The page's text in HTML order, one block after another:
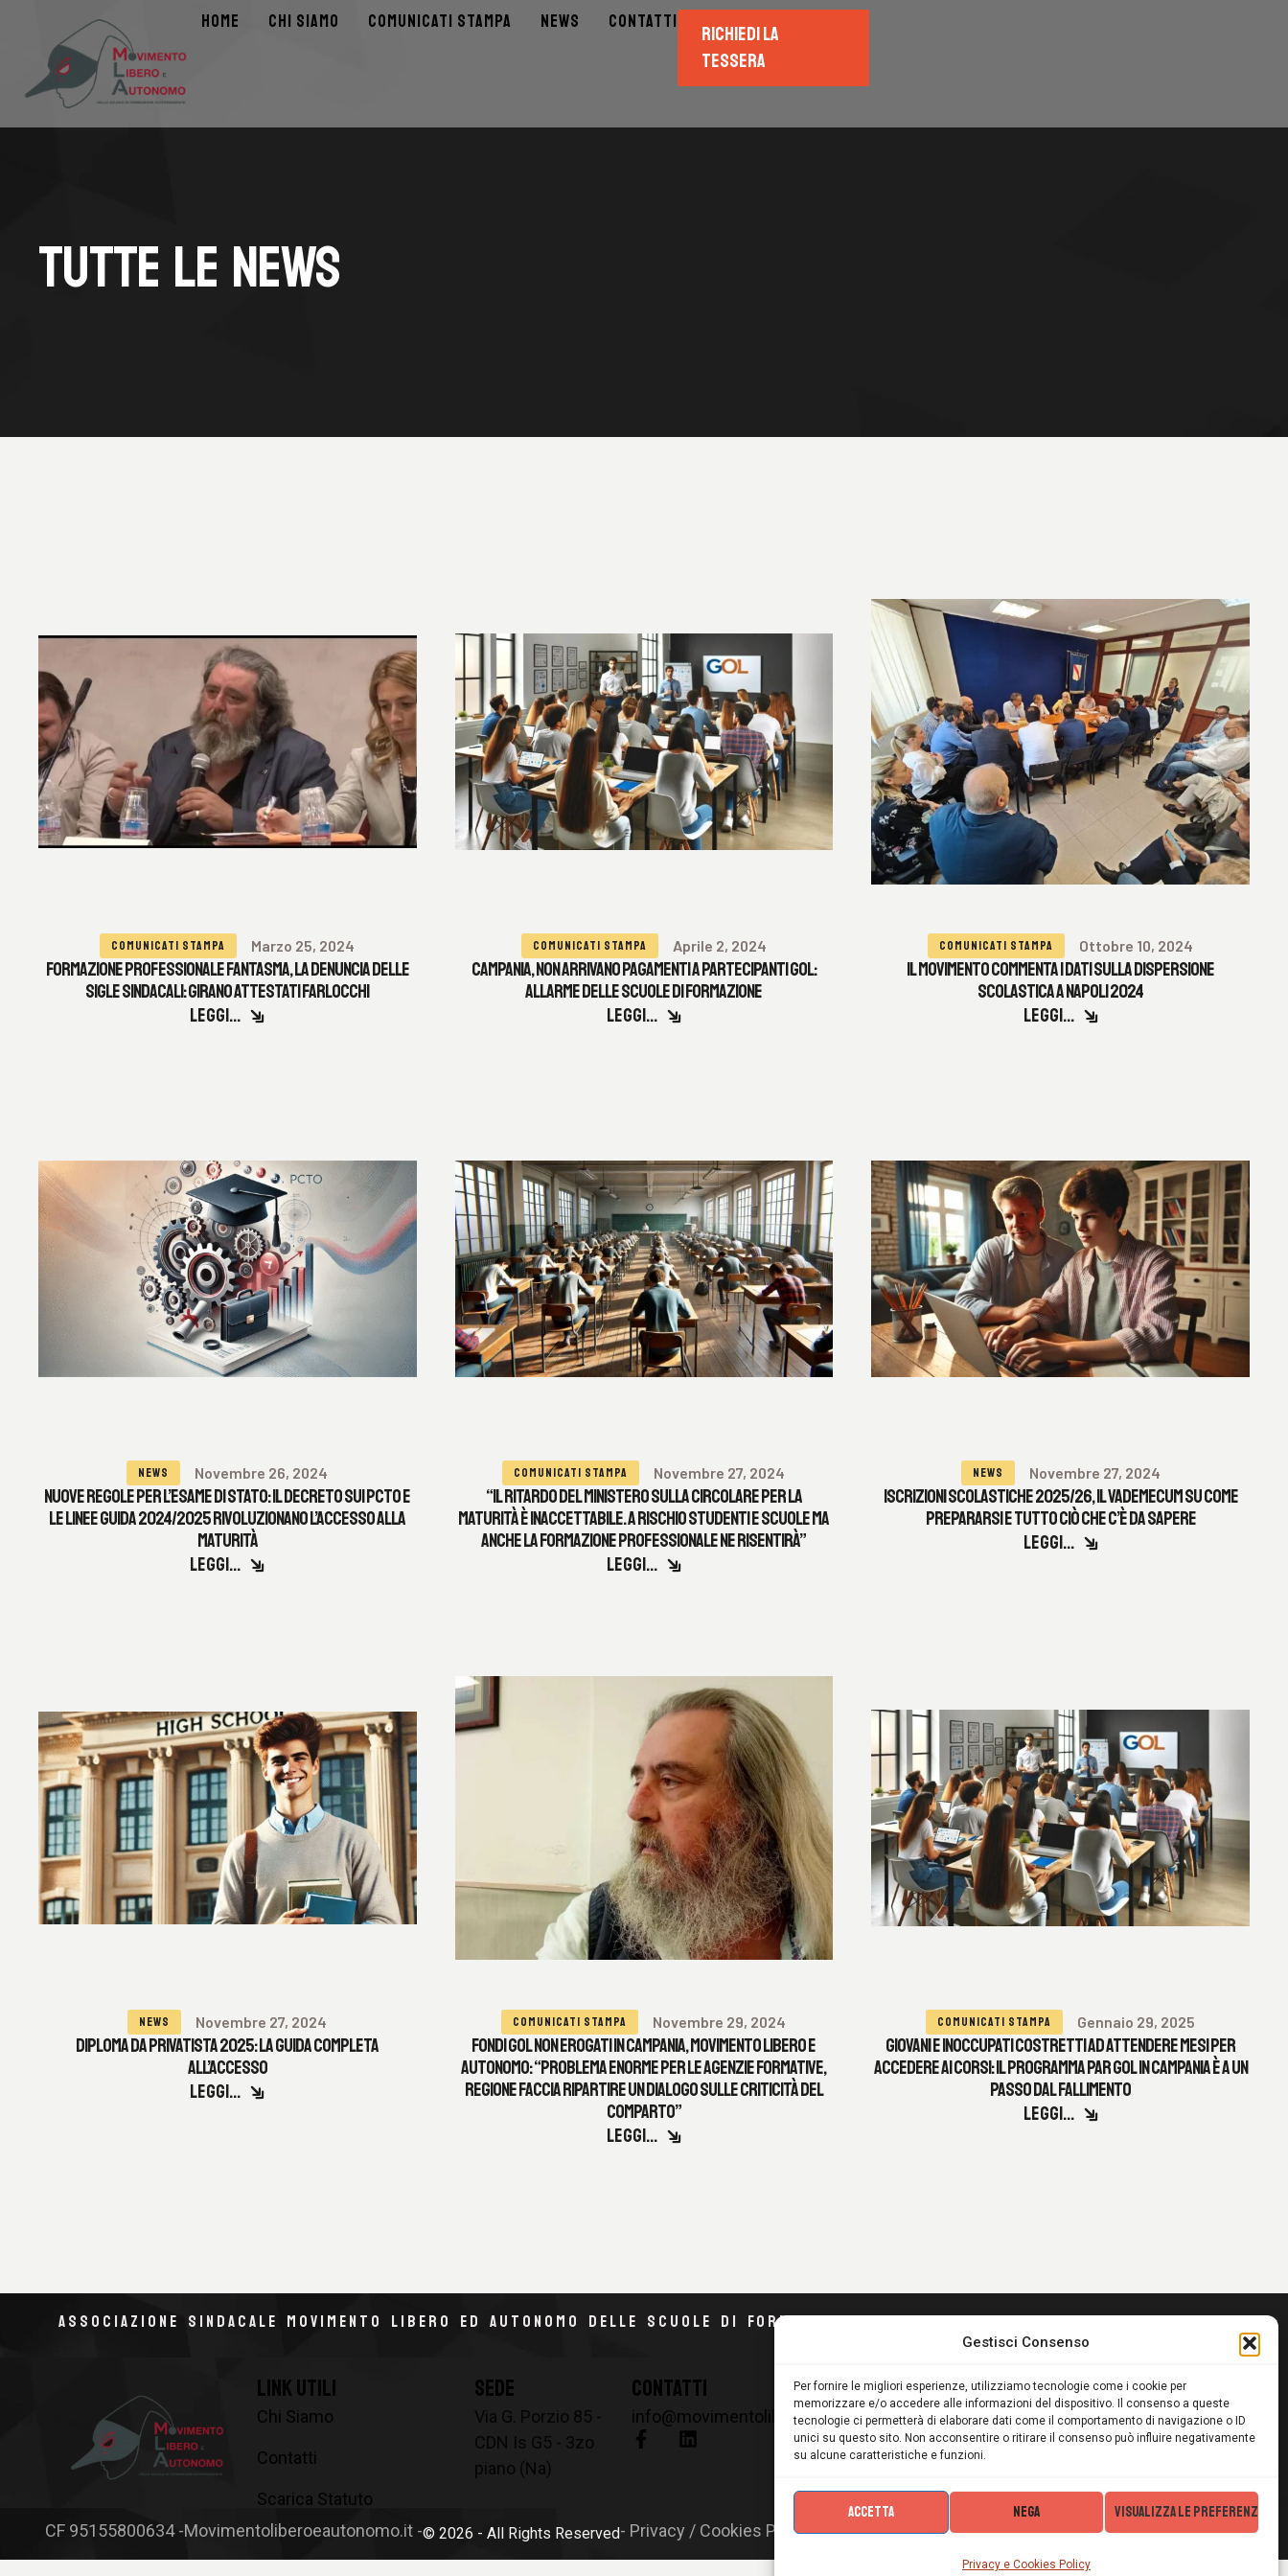
Gestisci Consenso
Per fornire le migliori esperienze, utilizziamo tecnologie come i cookie per
memorizzare e/o accedere alle informazioni del dispositivo. Il consenso a queste
tecnologie ci permetterà di elaborare dati come il comportamento di navigazione o ID
unici su questo sito. Non acconsentire o ritirare il consenso può influire negativamente
su alcune caratteristiche e funzioni.
ACCETTA NEGA VISUALIZZA LE PREFERENZE
Privacy e Cookies Policy
HOME CHI SIAMO COMUNICATI STAMPA NEWS CONTATTI
RICHIEDI LA
TESSERA
TUTTE LE NEWS
COMUNICATI STAMPA Marzo 25, 2024
FORMAZIONE PROFESSIONALE FANTASMA, LA DENUNCIA DELLE
SIGLE SINDACALI: GIRANO ATTESTATI FARLOCCHI
LEGGI...
COMUNICATI STAMPA Aprile 2, 2024
CAMPANIA, NON ARRIVANO PAGAMENTI A PARTECIPANTI GOL:
ALLARME DELLE SCUOLE DI FORMAZIONE
LEGGI...
COMUNICATI STAMPA Ottobre 10, 2024
IL MOVIMENTO COMMENTA I DATI SULLA DISPERSIONE
SCOLASTICA A NAPOLI 2024
LEGGI...
NEWS Novembre 26, 2024
NUOVE REGOLE PER L’ESAME DI STATO: IL DECRETO SUI PCTO E
LE LINEE GUIDA 2024/2025 RIVOLUZIONANO L’ACCESSO ALLA
MATURITÀ
LEGGI...
COMUNICATI STAMPA Novembre 27, 2024
“IL RITARDO DEL MINISTERO SULLA CIRCOLARE PER LA
MATURITÀ È INACCETTABILE. A RISCHIO STUDENTI E SCUOLE MA
ANCHE LA FORMAZIONE PROFESSIONALE NE RISENTIRÀ”
LEGGI...
NEWS Novembre 27, 2024
ISCRIZIONI SCOLASTICHE 2025/26, IL VADEMECUM SU COME
PREPARARSI E TUTTO CIÒ CHE C’È DA SAPERE
LEGGI...
NEWS Novembre 27, 2024
DIPLOMA DA PRIVATISTA 2025: LA GUIDA COMPLETA
ALL’ACCESSO
LEGGI...
COMUNICATI STAMPA Novembre 29, 2024
FONDI GOL NON EROGATI IN CAMPANIA, MOVIMENTO LIBERO E
AUTONOMO: “PROBLEMA ENORME PER LE AGENZIE FORMATIVE,
REGIONE FACCIA RIPARTIRE UN DIALOGO SULLE CRITICITÀ DEL
COMPARTO”
LEGGI...
COMUNICATI STAMPA Gennaio 29, 2025
GIOVANI E INOCCUPATI COSTRETTI AD ATTENDERE MESI PER
ACCEDERE AI CORSI: IL PROGRAMMA PAR GOL IN CAMPANIA È A UN
PASSO DAL FALLIMENTO
LEGGI...
ASSOCIAZIONE SINDACALE MOVIMENTO LIBERO ED AUTONOMO DELLE SCUOLE DI FORMAZIONE AUTOFINANZIATE
LINK UTILI
Chi Siamo
Contatti
Scarica Statuto
Richiedi Tessera
SEDE
Via G. Porzio 85 -
CDN Is G5 - 3zo
piano (Na)
CONTATTI
info@movimentoliberoeautonomo.it
CF 95155800634 -Movimentoliberoeautonomo.it -© 2026 - All Rights Reserved- Privacy / Cookies Policy